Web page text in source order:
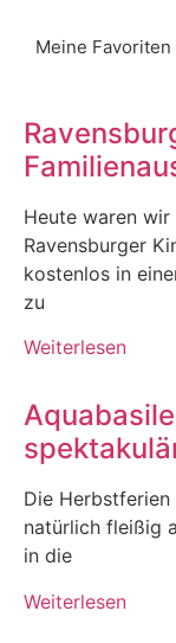
Meine Favoriten
Heute waren
Ravensburger
kostenlos in
zu
Weiterlesen
Die
natürlich fleißig
in die
Weiterlesen